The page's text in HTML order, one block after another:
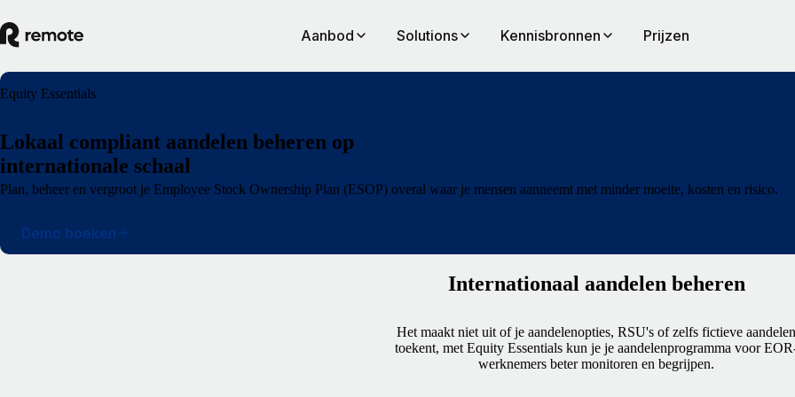
Aanbod Solutions Kennisbronnen Prijzen
Equity Essentials
Lokaal compliant aandelen beheren op
internationale schaal
Plan, beheer en vergroot je Employee Stock Ownership Plan (ESOP) overal waar je mensen aanneemt met minder moeite, kosten en risico.
Demo boeken
Internationaal aandelen beheren
Het maakt niet uit of je aandelenopties, RSU's of zelfs fictieve aandelen
toekent, met Equity Essentials kun je je aandelenprogramma voor
werknemers beter monitoren en begrijpen.